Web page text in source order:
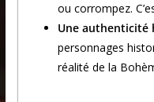
ou corrompez.
Une authenticité
personnages
réalité de la